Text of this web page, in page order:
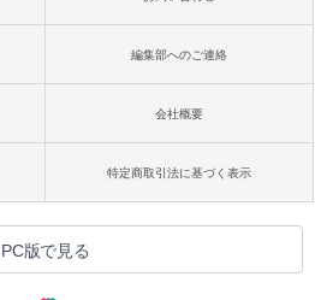
編集部へのご連絡
会社概要
特定商取引法に基づく表示
PC版で見る